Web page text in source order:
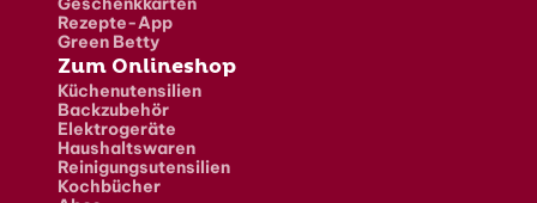
Rezepte-App
Green Betty
Zum Onlineshop
Küchenutensilien
Backzubehör
Elektrogeräte
Haushaltswaren
Reinigungsutensilien
Kochbücher